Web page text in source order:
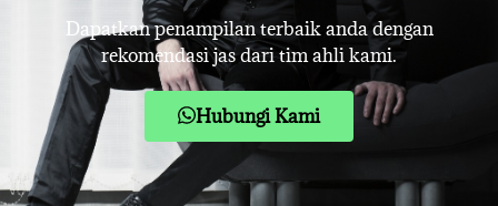
Dapatkan penampilan terbaik anda dengan
rekomendasi jas dari tim ahli kami.
Hubungi Kami